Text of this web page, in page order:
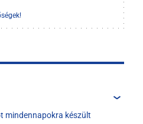
mindennapokra készült